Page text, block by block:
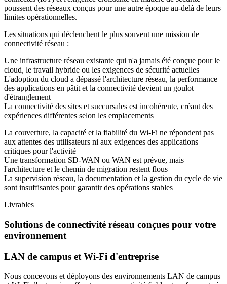
poussent des réseaux conçus pour une autre époque au-delà de leurs
limites opérationnelles.
Les situations qui déclenchent le plus souvent une mission de
connectivité réseau :
Une infrastructure réseau existante qui n'a jamais été conçue pour le
cloud, le travail hybride ou les exigences de sécurité actuelles
L'adoption du cloud a dépassé l'architecture réseau, la performance
des applications en pâtit et la connectivité devient un goulot
d'étranglement
La connectivité des sites et succursales est incohérente, créant des
expériences différentes selon les emplacements
La couverture, la capacité et la fiabilité du Wi-Fi ne répondent pas
aux attentes des utilisateurs ni aux exigences des applications
critiques pour l'activité
Une transformation SD-WAN ou WAN est prévue, mais
l'architecture et le chemin de migration restent flous
La supervision réseau, la documentation et la gestion du cycle de vie
sont insuffisantes pour garantir des opérations stables
Livrables
Solutions de connectivité réseau conçues pour votre
environnement
LAN de campus et Wi-Fi d'entreprise
Nous concevons et déployons des environnements LAN de campus